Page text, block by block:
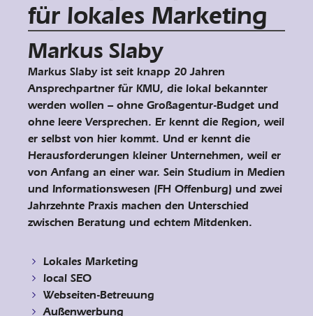
für lokales Marketing
Markus Slaby
Markus Slaby ist seit knapp 20 Jahren
Ansprechpartner für KMU, die lokal bekannter
werden wollen – ohne Großagentur-Budget und
ohne leere Versprechen. Er kennt die Region, weil
er selbst von hier kommt. Und er kennt die
Herausforderungen kleiner Unternehmen, weil er
von Anfang an einer war. Sein Studium in Medien
und Informationswesen (FH Offenburg) und zwei
Jahrzehnte Praxis machen den Unterschied
zwischen Beratung und echtem Mitdenken.
Lokales Marketing
local SEO
Webseiten-Betreuung
Außenwerbung